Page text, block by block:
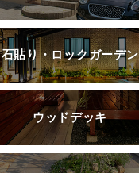
石貼り・ロックガーデン
ウッドデッキ